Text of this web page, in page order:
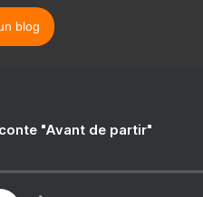
blog
"Avant de partir"